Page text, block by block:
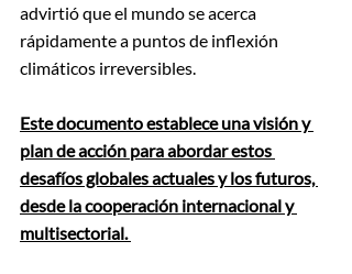
advirtió que el mundo se acerca
rápidamente a puntos de inflexión
climáticos irreversibles.
Este documento establece una visión y
plan de acción para abordar estos
desafíos globales actuales y los futuros,
desde la cooperación internacional y
multisectorial.